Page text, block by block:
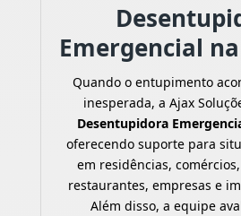
Emergencial
Quando o entupimento
inesperada, a Ajax
Desentupidora
oferecendo suporte para
em residências,
restaurantes, empresas e
Além disso, a equipe